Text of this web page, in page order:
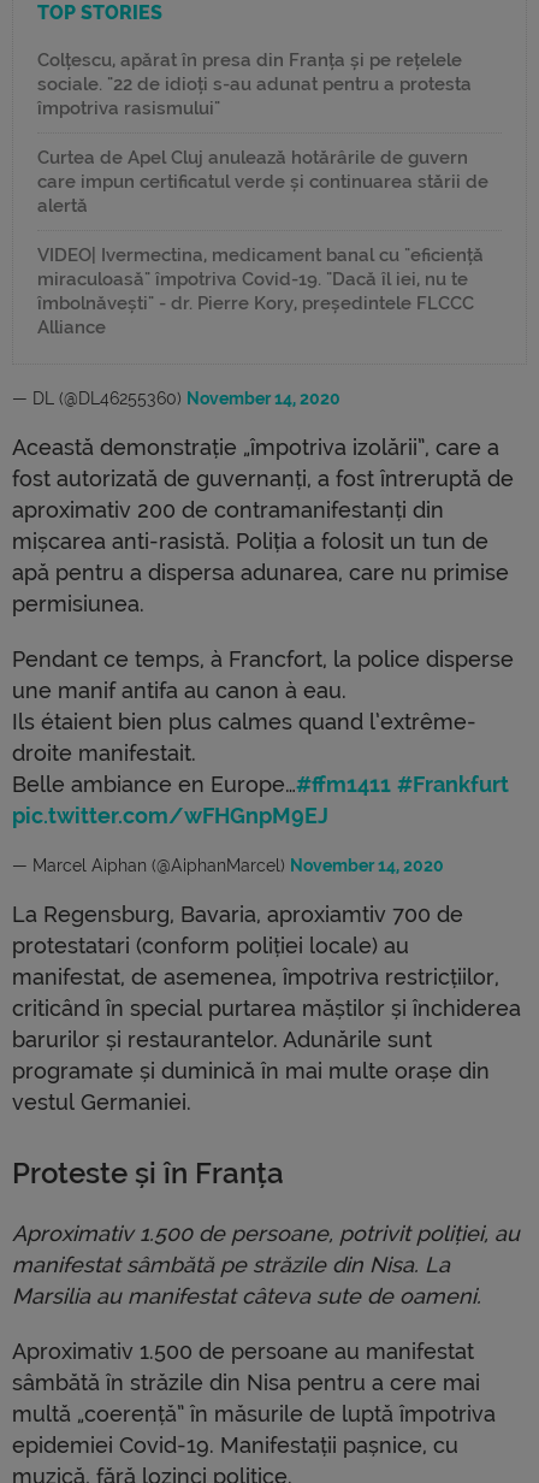
TOP STORIES
Colțescu, apărat în presa din Franța și pe rețelele
sociale. "22 de idioți s-au adunat pentru a protesta
împotriva rasismului"
Curtea de Apel Cluj anulează hotărârile de guvern
care impun certificatul verde și continuarea stării de
alertă
VIDEO| Ivermectina, medicament banal cu "eficiență
miraculoasă" împotriva Covid-19. "Dacă îl iei, nu te
îmbolnăvești" - dr. Pierre Kory, președintele FLCCC
Alliance
— DL (@DL46255360) November 14, 2020
Această demonstrație „împotriva izolării”, care a
fost autorizată de guvernanți, a fost întreruptă de
aproximativ 200 de contramanifestanți din
mișcarea anti-rasistă. Poliția a folosit un tun de
apă pentru a dispersa adunarea, care nu primise
permisiunea.
Pendant ce temps, à Francfort, la police disperse
une manif antifa au canon à eau.
Ils étaient bien plus calmes quand l’extrême-
droite manifestait.
Belle ambiance en Europe…#ffm1411 #Frankfurt
pic.twitter.com/wFHGnpM9EJ
— Marcel Aiphan (@AiphanMarcel) November 14, 2020
La Regensburg, Bavaria, aproxiamtiv 700 de
protestatari (conform poliției locale) au
manifestat, de asemenea, împotriva restricțiilor,
criticând în special purtarea măștilor și închiderea
barurilor și restaurantelor. Adunările sunt
programate și duminică în mai multe orașe din
vestul Germaniei.
Proteste și în Franța
Aproximativ 1.500 de persoane, potrivit poliției, au
manifestat sâmbătă pe străzile din Nisa. La
Marsilia au manifestat câteva sute de oameni.
Aproximativ 1.500 de persoane au manifestat
sâmbătă în străzile din Nisa pentru a cere mai
multă „coerență” în măsurile de luptă împotriva
epidemiei Covid-19. Manifestații pașnice, cu
muzică, fără lozinci politice.